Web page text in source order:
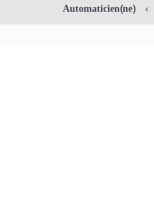
Automaticien(ne)